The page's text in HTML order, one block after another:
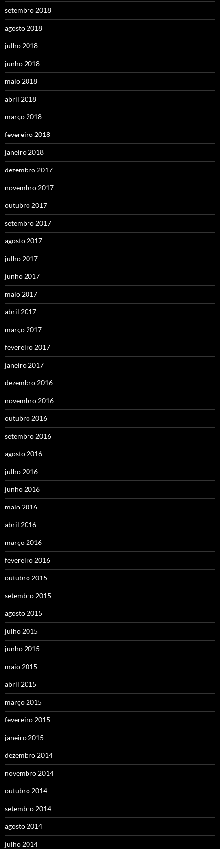
setembro 2018
agosto 2018
julho 2018
junho 2018
maio 2018
abril 2018
março 2018
fevereiro 2018
janeiro 2018
dezembro 2017
novembro 2017
outubro 2017
setembro 2017
agosto 2017
julho 2017
junho 2017
maio 2017
abril 2017
março 2017
fevereiro 2017
janeiro 2017
dezembro 2016
novembro 2016
outubro 2016
setembro 2016
agosto 2016
julho 2016
junho 2016
maio 2016
abril 2016
março 2016
fevereiro 2016
outubro 2015
setembro 2015
agosto 2015
julho 2015
junho 2015
maio 2015
abril 2015
março 2015
fevereiro 2015
janeiro 2015
dezembro 2014
novembro 2014
outubro 2014
setembro 2014
agosto 2014
julho 2014